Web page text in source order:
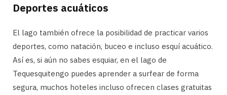
Deportes acuáticos
El lago también ofrece la posibilidad de practicar varios
deportes, como natación, buceo e incluso esquí acuático.
Así es, si aún no sabes esquiar, en el lago de
Tequesquitengo puedes aprender a surfear de forma
segura, muchos hoteles incluso ofrecen clases gratuitas